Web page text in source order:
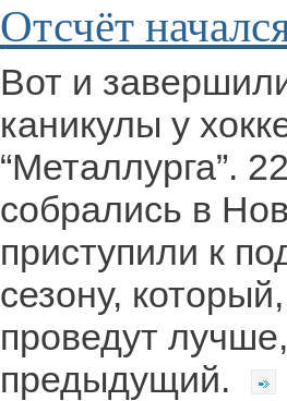
Отсчёт
Вот и
каникулы у
“Металлурга”.
собрались в
приступили к
сезону,
проведут
предыдущий.